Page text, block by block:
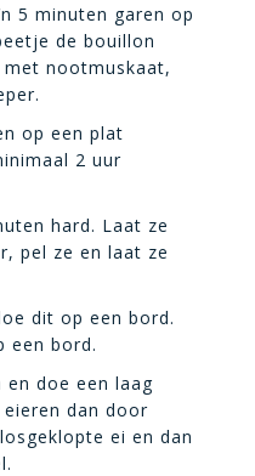
5 minuten garen op
de bouillon
nootmuskaat,
op een plat
2 uur
hard. Laat ze
pel ze en laat ze
dit op een bord.
een bord.
en doe een laag
dan door
ei en dan